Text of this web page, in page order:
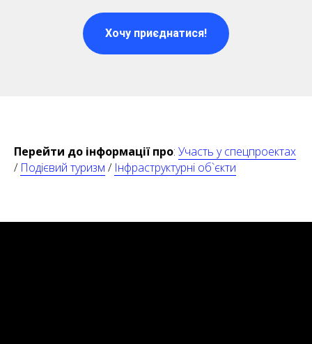
Хочу приєднатися!
Перейти до інформації про: Участь у спецпроектах
/ Подієвий туризм / Інфраструктурні об`єкти